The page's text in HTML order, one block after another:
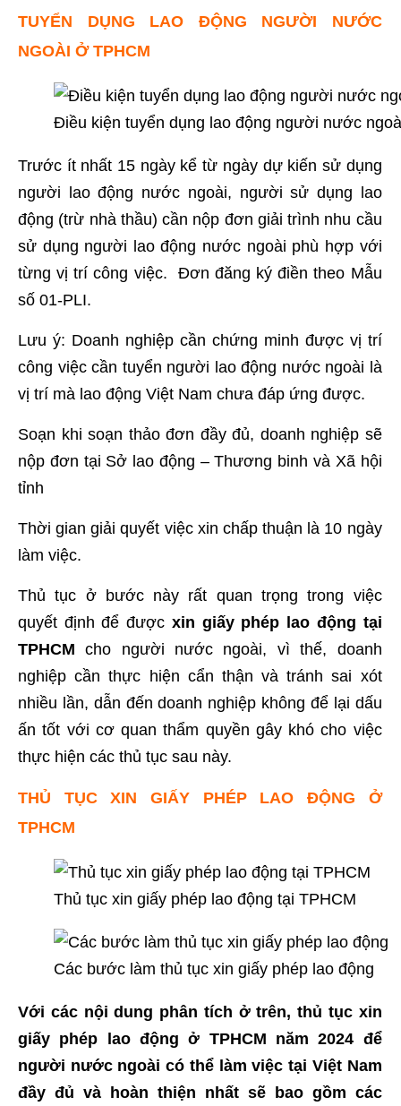
TUYỂN DỤNG LAO ĐỘNG NGƯỜI NƯỚC
NGOÀI Ở TPHCM
Điều kiện tuyển dụng lao động người nước
Trước ít nhất 15 ngày kể từ ngày dự kiến sử dụng
người lao động nước ngoài, người sử dụng lao
động (trừ nhà thầu) cần nộp đơn giải trình nhu cầu
sử dụng người lao động nước ngoài phù hợp với
từng vị trí công việc. Đơn đăng ký điền theo Mẫu
số 01-PLI.
Lưu ý: Doanh nghiệp cần chứng minh được vị trí
công việc cần tuyển người lao động nước ngoài là
vị trí mà lao động Việt Nam chưa đáp ứng được.
Soạn khi soạn thảo đơn đầy đủ, doanh nghiệp sẽ
nộp đơn tại Sở lao động – Thương binh và Xã hội
tỉnh
Thời gian giải quyết việc xin chấp thuận là 10 ngày
làm việc.
Thủ tục ở bước này rất quan trọng trong việc
quyết định để được xin giấy phép lao động tại
TPHCM cho người nước ngoài, vì thế, doanh
nghiệp cần thực hiện cẩn thận và tránh sai xót
nhiều lần, dẫn đến doanh nghiệp không để lại dấu
ấn tốt với cơ quan thẩm quyền gây khó cho việc
thực hiện các thủ tục sau này.
THỦ TỤC XIN GIẤY PHÉP LAO ĐỘNG Ở
TPHCM
Thủ tục xin giấy phép lao động tại TPHCM
Các bước làm thủ tục xin giấy phép lao động
Với các nội dung phân tích ở trên, thủ tục xin
giấy phép lao động ở TPHCM năm 2024 để
người nước ngoài có thể làm việc tại Việt Nam
đầy đủ và hoàn thiện nhất sẽ bao gồm các